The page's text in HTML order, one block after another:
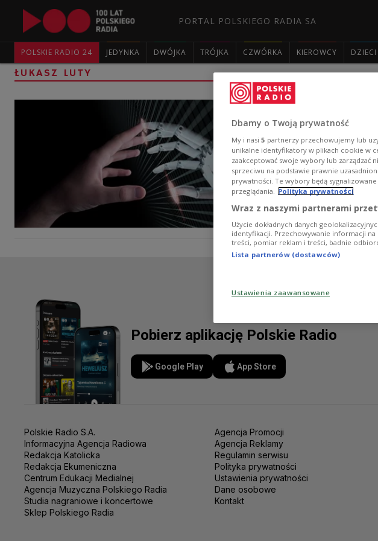
PORTAL POLSKIEGO RADIA SA
POLSKIE RADIO 24 JEDYNKA DWÓJKA TRÓJKA CZWÓRKA KIEROWCY DZIECI
ŁUKASZ LUTY
Empatyczna
Empatyczna
poczucie
Zobacz więcej na
Pobierz aplikację Polskie Radio
Google Play App Store
Polskie Radio S.A.
Informacyjna Agencja Radiowa
Redakcja Katolicka
Redakcja Ekumeniczna
Centrum Edukacji Medialnej
Agencja Muzyczna Polskiego Radia
Studia nagraniowe i koncertowe
Sklep Polskiego Radia
Agencja Promocji
Agencja Reklamy
Regulamin serwisu
Polityka prywatności
Ustawienia prywatności
Dane osobowe
Kontakt
Dbamy o Twoją prywatność
My i nasi 5 partnerzy przechowujemy lub
unikalne identyfikatory w plikach cookie w
zaakceptować swoje wybory lub zarządzać
sprzeciwu na podstawie prawnie
prywatności. Te wybory będą
przeglądania. Polityka prywatności
Wraz z naszymi partnerami
Użycie dokładnych danych
identyfikacji. Przechowywanie informacji
treści, pomiar reklam i treści, badnie
Lista partnerów (dostawców)
Ustawienia zaawansowane